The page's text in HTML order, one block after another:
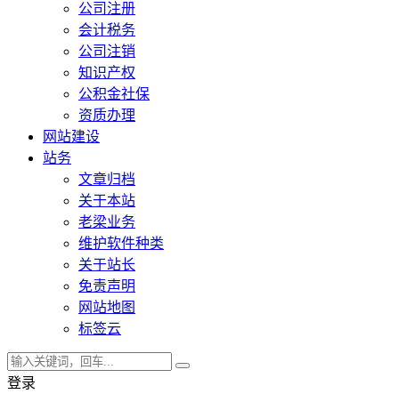
公司注册
会计税务
公司注销
知识产权
公积金社保
资质办理
网站建设
站务
文章归档
关于本站
老梁业务
维护软件种类
关于站长
免责声明
网站地图
标签云
登录